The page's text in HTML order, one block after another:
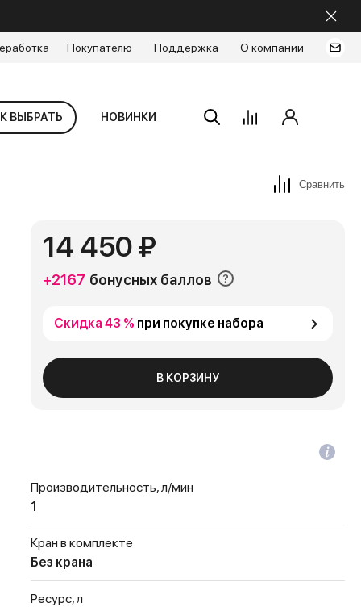
Покупателю Поддержка О компании
ВЫБРАТЬ НОВИНКИ
Сравнить
14 450 ₽
+2167 бонусных баллов
Скидка 43 % при покупке набора
В КОРЗИНУ
Производительность, л/мин
1
Кран в комплекте
Без крана
Ресурс, л